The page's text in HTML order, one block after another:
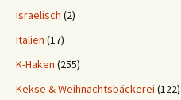
Israelisch (2)
Italien (17)
K-Haken (255)
Kekse & Weihnachtsbäckerei (122)